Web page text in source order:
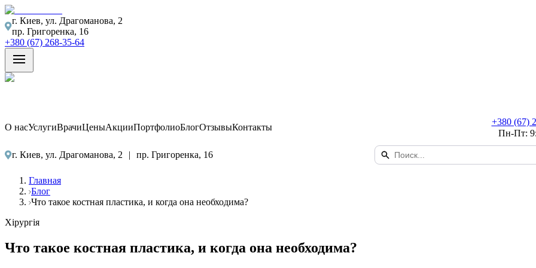
г. Киев, ул. Драгоманова, 2
пр. Григоренка, 16
+380 (67) 268-35-64
О насУслугиВрачиЦеныАкцииПортфолиоБлогОтзывыКонтакты
+380 (67)
Пн-Пт:
г. Киев, ул. Драгоманова, 2 | пр. Григоренка, 16
Главная
Блог
Что такое костная пластика, и когда она необходима?
Хірургія
Что такое костная пластика, и когда она необходима?